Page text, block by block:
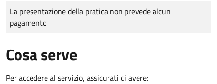
Tipo di pagamento
Importo
La presentazione della pratica non prevede alcun
pagamento
Cosa serve
Per accedere al servizio, assicurati di avere: